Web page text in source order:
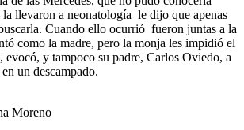
llevaron a neonatología le dijo que apenas
Cuando ello ocurrió fueron juntas a la
como la madre, pero la monja les impidió el
evocó, y tampoco su padre, Carlos Oviedo, a
un descampado.
Moreno